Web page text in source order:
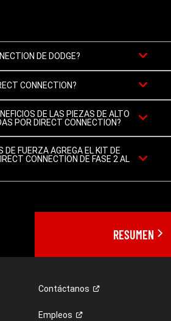
DE DODGE?
CONNECTION?
DE LAS PIEZAS DE ALTO
POR DIRECT CONNECTION?
FUERZA AGREGA EL KIT DE
CONNECTION DE FASE 2 AL
RESUMEN
Contáctanos
Empleos